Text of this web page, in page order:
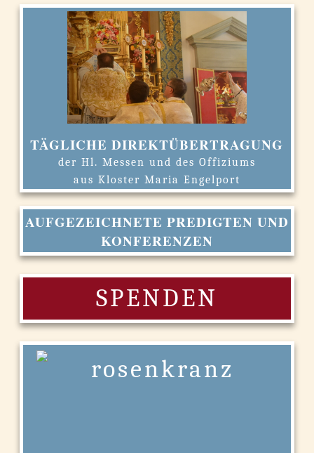
TÄGLICHE DIREKTÜBERTRAGUNG
der Hl. Messen und des Offiziums
aus Kloster Maria Engelport
AUFGEZEICHNETE PREDIGTEN UND
KONFERENZEN
SPENDEN